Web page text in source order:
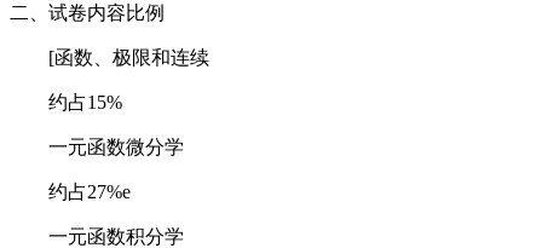
二、试卷内容比例
[函数、极限和连续
约占15%
一元函数微分学
约占27%e
一元函数积分学